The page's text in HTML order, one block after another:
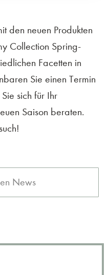
den neuen Produkten
Collection Spring-
Facetten in
Sie einen Termin
sich für Ihr
Saison beraten.
News